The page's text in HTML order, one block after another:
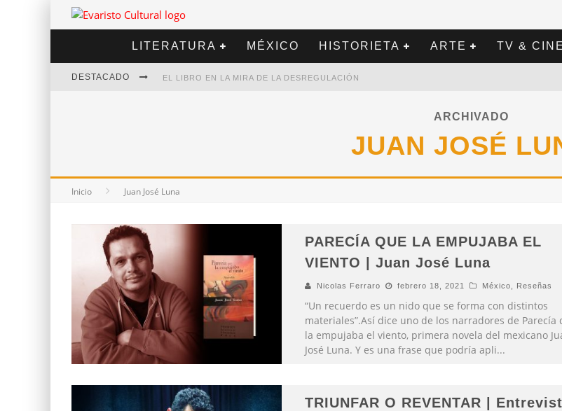
LITERATURA MÉXICO HISTORIETA ARTE TV & CINE
DESTACADO EL LIBRO EN LA MIRA DE LA DESREGULACIÓN
ARCHIVADO
JUAN JOSÉ
Inicio Juan José Luna
PARECÍA QUE LA EMPUJABA EL
VIENTO | Juan José Luna
Nicolas Ferraro febrero 18, 2021 México Reseñas
“Un recuerdo es un nido que se forma con distintos
materiales”.Así dice uno de los narradores de Parecía
la empujaba el viento, primera novela del mexicano
José Luna. Y es una frase que podría apli...
TRIUNFAR O REVENTAR |